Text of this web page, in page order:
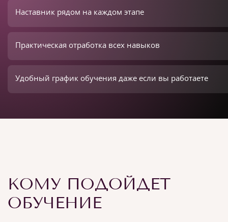
Наставник рядом на каждом этапе
Практическая отработка всех навыков
Удобный график обучения даже если вы работаете
КОМУ ПОДОЙДЕТ
ОБУЧЕНИЕ